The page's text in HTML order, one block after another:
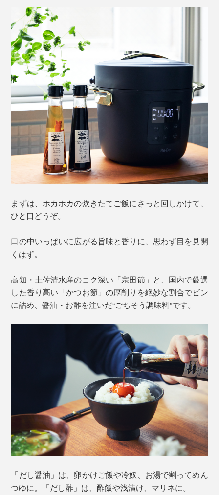
まずは、ホカホカの炊きたてご飯にさっと回しかけて、
ひと口どうぞ。
口の中いっぱいに広がる旨味と香りに、思わず目を見開
くはず。
高知・土佐清水産のコク深い「宗田節」と、国内で厳選
した香り高い「かつお節」の厚削りを絶妙な割合でビン
に詰め、醤油・お酢を注いだ“ごちそう調味料”です。
「だし醤油」は、卵かけご飯や冷奴、お湯で割ってめん
つゆに。「だし酢」は、酢飯や浅漬け、マリネに。